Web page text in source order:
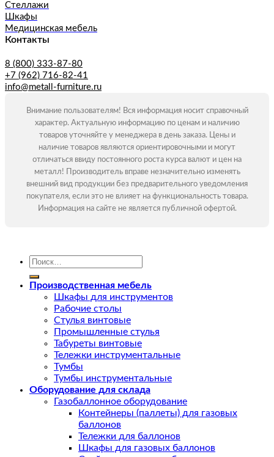
Стеллажи
Шкафы
Медицинская мебель
Контакты
8 (800) 333-87-80
+7 (962) 716-82-41
info@metall-furniture.ru
Внимание пользователям! Вся информация носит справочный
характер. Актуальную информацию по ценам и наличию
товаров уточняйте у менеджера в день заказа. Цены и
наличие товаров являются ориентировочными и могут
отличаться ввиду постоянного роста курса валют и цен на
металл! Производитель вправе незначительно изменять
внешний вид продукции без предварительного уведомления
покупателя, если это не влияет на функциональность товара.
Информация на сайте не является публичной офертой.
Искать:
Производственная мебель
Шкафы для инструментов
Рабочие столы
Стулья винтовые
Промышленные стулья
Табуреты винтовые
Тележки инструментальные
Тумбы
Тумбы инструментальные
Оборудование для склада
Газобаллонное оборудование
Контейнеры (паллеты) для газовых
баллонов
Тележки для баллонов
Шкафы для газовых баллонов